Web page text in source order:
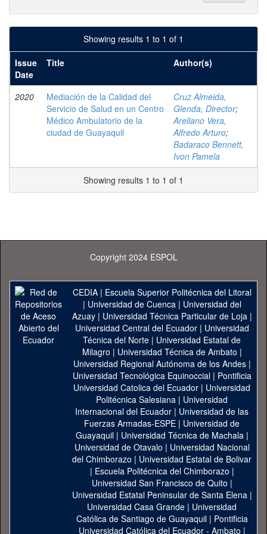
Showing results 1 to 1 of 1
Issue
Date
Title Author(s)
2020
Mediación de la Calidad del
Servicio de Salud en un Centro
Médico Ambulatorio de la
ciudad de Guayaquil
Cruz Almeida,
Glenda, Director;
Arellano Vera,
Alfredo Arturo;
Badaraco Bennett,
Ivon Pamela
Showing results 1 to 1 of 1
Copyright 2024 ESPOL
CEDIA| Escuela Superior Politécnica del Litoral
| Universidad de Cuenca| Universidad del
Azuay| Universidad Técnica Particular de Loja|
Universidad Central del Ecuador| Universidad
Técnica del Norte | Universidad Estatal de
Milagro | Universidad Técnica de Ambato |
Universidad Regional Autónoma de los Andes|
Universidad Tecnológica Equinoccial| Pontificia
Universidad Catolica del Ecuador | Universidad
Politécnica Salesiana | Universidad
Internacional del Ecuador | Universidad de las
Fuerzas Armadas-ESPE | Universidad de
Guayaquil| Universidad Técnica de Machala|
Universidad de Otavalo | Universidad Nacional
del Chimborazo | Universidad Estatal de Bolivar
| Escuela Politécnica del Chimborazo |
Universidad San Francisco de Quito |
Universidad Estatal Peninsular de Santa Elena|
Universidad Casa Grande | Universidad
Católica de Santiago de Guayaquil| Pontificia
Universidad Católica del Ecuador - Ambato |